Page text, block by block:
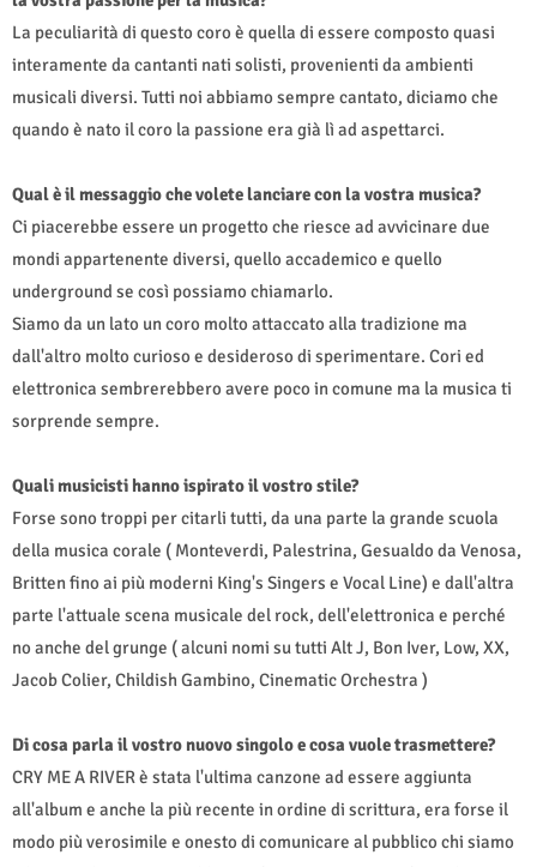
La peculiarità di questo coro è quella di essere composto quasi
interamente da cantanti nati solisti, provenienti da ambienti
musicali diversi. Tutti noi abbiamo sempre cantato, diciamo che
quando è nato il coro la passione era già lì ad aspettarci.
Qual è il messaggio che volete lanciare con la vostra musica?
Ci piacerebbe essere un progetto che riesce ad avvicinare due
mondi appartenente diversi, quello accademico e quello
underground se così possiamo chiamarlo.
Siamo da un lato un coro molto attaccato alla tradizione ma
dall'altro molto curioso e desideroso di sperimentare. Cori ed
elettronica sembrerebbero avere poco in comune ma la musica ti
sorprende sempre.
Quali musicisti hanno ispirato il vostro stile?
Forse sono troppi per citarli tutti, da una parte la grande scuola
della musica corale ( Monteverdi, Palestrina, Gesualdo da Venosa,
Britten fino ai più moderni King's Singers e Vocal Line) e dall'altra
parte l'attuale scena musicale del rock, dell'elettronica e perché
no anche del grunge ( alcuni nomi su tutti Alt J, Bon Iver, Low, XX,
Jacob Colier, Childish Gambino, Cinematic Orchestra )
Di cosa parla il vostro nuovo singolo e cosa vuole trasmettere?
CRY ME A RIVER è stata l'ultima canzone ad essere aggiunta
all'album e anche la più recente in ordine di scrittura, era forse il
modo più verosimile e onesto di comunicare al pubblico chi siamo